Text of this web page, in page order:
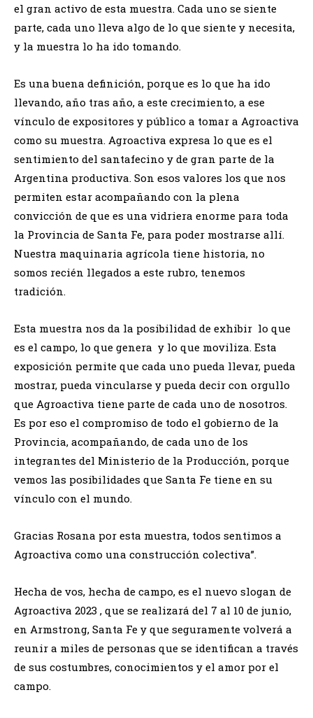
el gran activo de esta muestra. Cada uno se siente
parte, cada uno lleva algo de lo que siente y necesita,
y la muestra lo ha ido tomando.
Es una buena definición, porque es lo que ha ido
llevando, año tras año, a este crecimiento, a ese
vínculo de expositores y público a tomar a Agroactiva
como su muestra. Agroactiva expresa lo que es el
sentimiento del santafecino y de gran parte de la
Argentina productiva. Son esos valores los que nos
permiten estar acompañando con la plena
convicción de que es una vidriera enorme para toda
la Provincia de Santa Fe, para poder mostrarse allí.
Nuestra maquinaria agrícola tiene historia, no
somos recién llegados a este rubro, tenemos
tradición.
Esta muestra nos da la posibilidad de exhibir lo que
es el campo, lo que genera y lo que moviliza. Esta
exposición permite que cada uno pueda llevar, pueda
mostrar, pueda vincularse y pueda decir con orgullo
que Agroactiva tiene parte de cada uno de nosotros.
Es por eso el compromiso de todo el gobierno de la
Provincia, acompañando, de cada uno de los
integrantes del Ministerio de la Producción, porque
vemos las posibilidades que Santa Fe tiene en su
vínculo con el mundo.
Gracias Rosana por esta muestra, todos sentimos a
Agroactiva como una construcción colectiva”.
Hecha de vos, hecha de campo, es el nuevo slogan de
Agroactiva 2023 , que se realizará del 7 al 10 de junio,
en Armstrong, Santa Fe y que seguramente volverá a
reunir a miles de personas que se identifican a través
de sus costumbres, conocimientos y el amor por el
campo.